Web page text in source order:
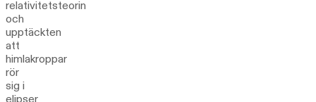
relativitetsteorin
och
upptäckten
att
himlakroppar
rör
sig i
elipser